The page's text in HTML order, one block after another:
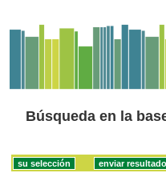
Búsqueda en la